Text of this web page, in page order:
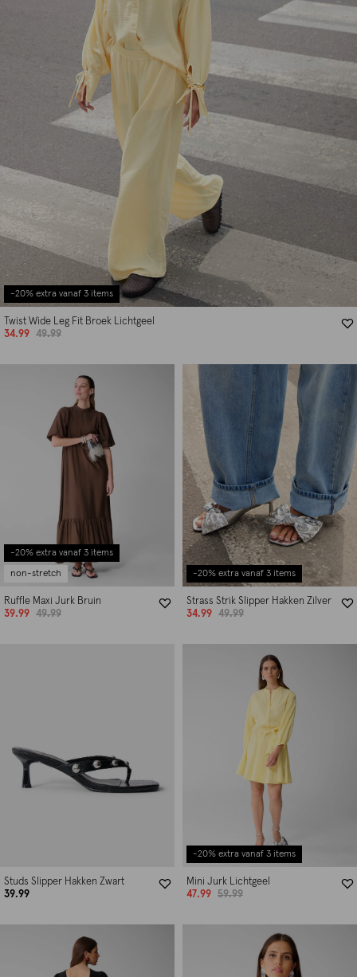
-20% extra vanaf 3 items
Twist Wide Leg Fit Broek Lichtgeel
34.99
49.99
-20% extra vanaf 3 items
non-stretch
Ruffle Maxi Jurk Bruin
39.99
49.99
-20% extra vanaf 3 items
Strass Strik Slipper Hakken Zilver
34.99
49.99
Studs Slipper Hakken Zwart
39.99
-20% extra vanaf 3 items
Mini Jurk Lichtgeel
47.99
59.99